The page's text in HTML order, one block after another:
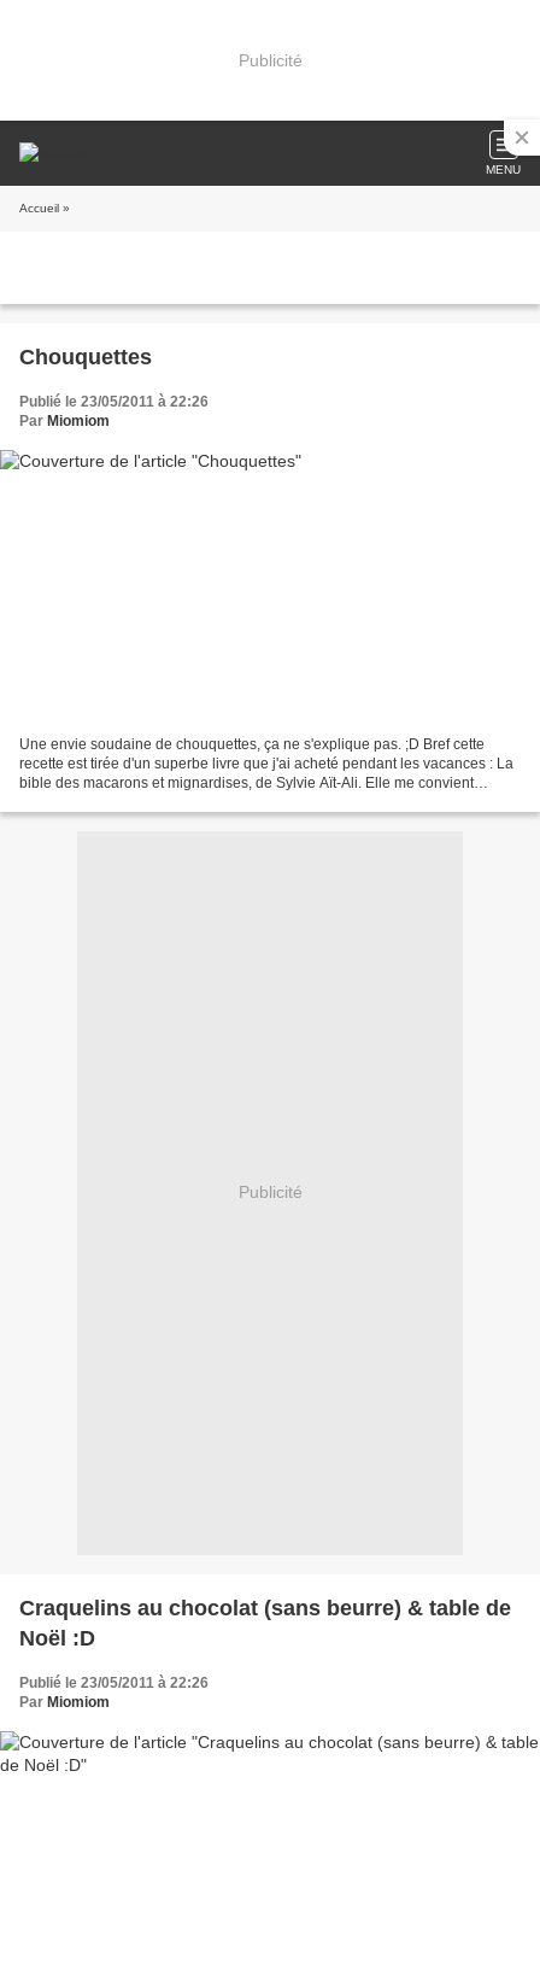
Publicité
MENU
Accueil »
Chouquettes
Publié le 23/05/2011 à 22:26
Par Miomiom
Une envie soudaine de chouquettes, ça ne s'explique pas. ;D Bref cette
recette est tirée d'un superbe livre que j'ai acheté pendant les vacances : La
bible des macarons et mignardises, de Sylvie Aït-Ali. Elle me convient
Publicité
Craquelins au chocolat (sans beurre) & table de
Noël :D
Publié le 23/05/2011 à 22:26
Par Miomiom